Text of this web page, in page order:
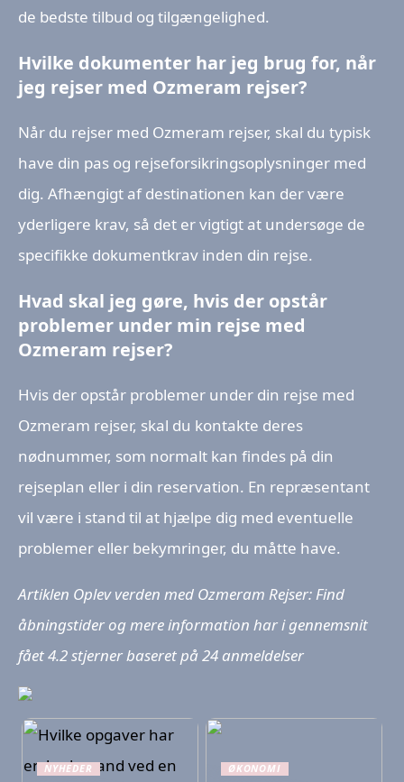
de bedste tilbud og tilgængelighed.
Hvilke dokumenter har jeg brug for, når
jeg rejser med Ozmeram rejser?
Når du rejser med Ozmeram rejser, skal du typisk
have din pas og rejseforsikringsoplysninger med
dig. Afhængigt af destinationen kan der være
yderligere krav, så det er vigtigt at undersøge de
specifikke dokumentkrav inden din rejse.
Hvad skal jeg gøre, hvis der opstår
problemer under min rejse med
Ozmeram rejser?
Hvis der opstår problemer under din rejse med
Ozmeram rejser, skal du kontakte deres
nødnummer, som normalt kan findes på din
rejseplan eller i din reservation. En repræsentant
vil være i stand til at hjælpe dig med eventuelle
problemer eller bekymringer, du måtte have.
Artiklen Oplev verden med Ozmeram Rejser: Find
åbningstider og mere information har i gennemsnit
fået4.2stjerner baseret på24 anmeldelser
NYHEDER ØKONOMI